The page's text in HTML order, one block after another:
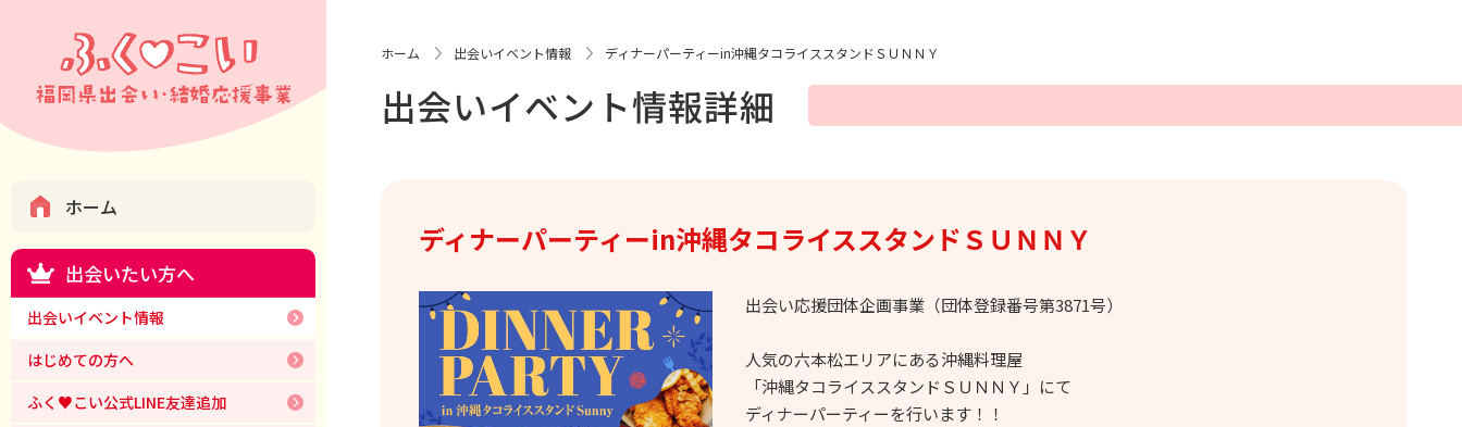
ホーム
出会いたい方へ
出会いイベント情報
はじめての方へ
ふく♥こい公式LINE友達追加
ホーム 出会いイベント情報 ディナーパーティーin沖縄タコライススタンドＳＵＮＮＹ
出会いイベント情報詳細
ディナーパーティーin沖縄タコライススタンドＳＵＮＮＹ
出会い応援団体企画事業（団体登録番号第3871号）
人気の六本松エリアにある沖縄料理屋
「沖縄タコライススタンドＳＵＮＮＹ」にて
ディナーパーティーを行います！！